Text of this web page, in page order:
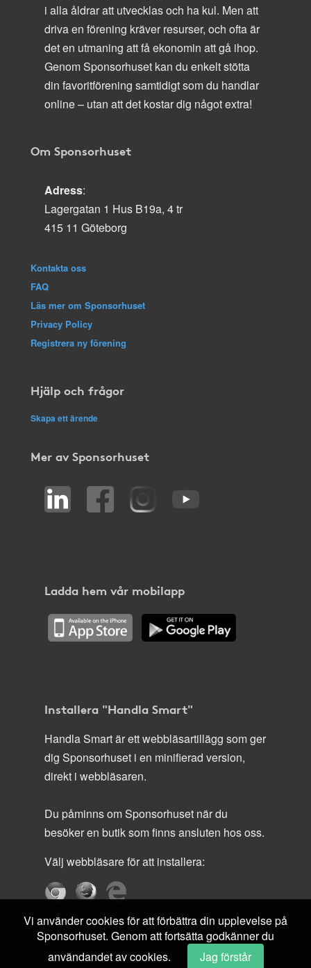
i alla åldrar att utvecklas och ha kul. Men att
driva en förening kräver resurser, och ofta är
det en utmaning att få ekonomin att gå ihop.
Genom Sponsorhuset kan du enkelt stötta
din favoritförening samtidigt som du handlar
online – utan att det kostar dig något extra!
Om Sponsorhuset
Adress:
Lagergatan 1 Hus B19a, 4 tr
415 11 Göteborg
Kontakta oss
FAQ
Läs mer om Sponsorhuset
Privacy Policy
Registrera ny förening
Hjälp och frågor
Skapa ett ärende
Mer av Sponsorhuset
Ladda hem vår mobilapp
Installera "Handla Smart"
Handla Smart är ett webbläsartillägg som ger
dig Sponsorhuset i en minifierad version,
direkt i webbläsaren.
Du påminns om Sponsorhuset när du
besöker en butik som finns ansluten hos oss.
Välj webbläsare för att installera:
Vi använder cookies för att förbättra din upplevelse på
Sponsorhuset. Genom att fortsätta godkänner du
användandet av cookies.
Jag förstår